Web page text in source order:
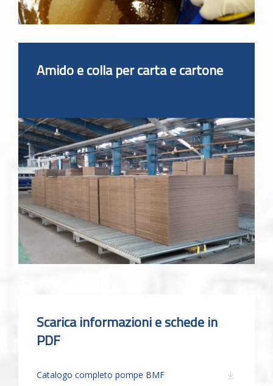
Amido e colla per carta e cartone
Scarica informazioni e schede in
PDF
Catalogo completo pompe BMF